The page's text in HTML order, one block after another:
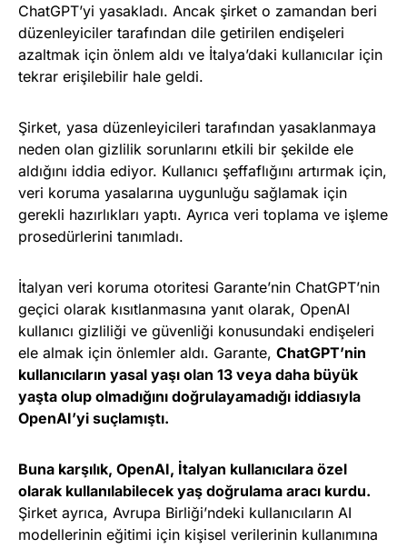
ChatGPT’yi yasakladı. Ancak şirket o zamandan beri
düzenleyiciler tarafından dile getirilen endişeleri
azaltmak için önlem aldı ve İtalya’daki kullanıcılar için
tekrar erişilebilir hale geldi.
Şirket, yasa düzenleyicileri tarafından yasaklanmaya
neden olan gizlilik sorunlarını etkili bir şekilde ele
aldığını iddia ediyor. Kullanıcı şeffaflığını artırmak için,
veri koruma yasalarına uygunluğu sağlamak için
gerekli hazırlıkları yaptı. Ayrıca veri toplama ve işleme
prosedürlerini tanımladı.
İtalyan veri koruma otoritesi Garante’nin ChatGPT’nin
geçici olarak kısıtlanmasına yanıt olarak, OpenAI
kullanıcı gizliliği ve güvenliği konusundaki endişeleri
ele almak için önlemler aldı. Garante, ChatGPT’nin
kullanıcıların yasal yaşı olan 13 veya daha büyük
yaşta olup olmadığını doğrulayamadığı iddiasıyla
OpenAI’yi suçlamıştı.
Buna karşılık, OpenAI, İtalyan kullanıcılara özel
olarak kullanılabilecek yaş doğrulama aracı kurdu.
Şirket ayrıca, Avrupa Birliği’ndeki kullanıcıların AI
modellerinin eğitimi için kişisel verilerinin kullanımına